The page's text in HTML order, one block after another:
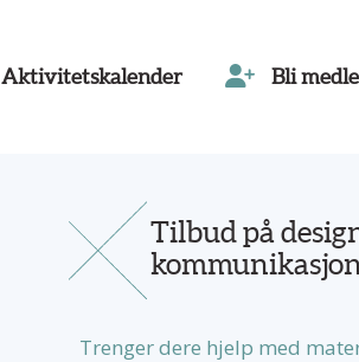
Aktivitetskalender Bli
Tilbud på
Trenger dere hjelp med